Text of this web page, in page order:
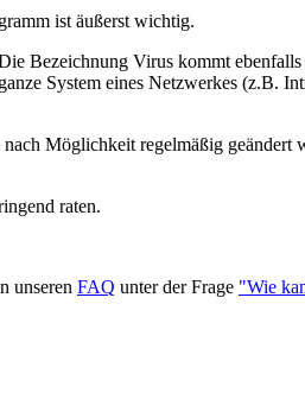
ist äußerst wichtig.
Bezeichnung Virus kommt
System eines Netzwerkes (z.B.
Möglichkeit regelmäßig geändert
raten.
unseren FAQ unter der Frage "Wie